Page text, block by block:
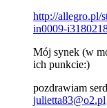
http://allegro.pl/
in0009-
Mój synek (w
ich punkcie:)
pozdrawiam
julietta83@o2.pl